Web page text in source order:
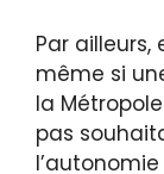
Par ailleurs,
même si
la
pas